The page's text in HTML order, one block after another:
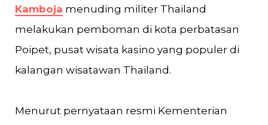
Kamboja menuding militer Thailand
melakukan pemboman di kota perbatasan
Poipet, pusat wisata kasino yang populer di
kalangan wisatawan Thailand.
Menurut pernyataan resmi Kementerian